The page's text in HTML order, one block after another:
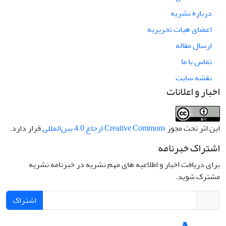
درباره نشریه
اعضای هیات تحریریه
ارسال مقاله
تماس با ما
نقشه سایت
اخبار و اعلانات
این اثر تحت مجوزCreative Commons ارجاع 4.0 بین‌المللی قرار دارد.
اشتراک خبرنامه
برای دریافت اخبار و اطلاعیه های مهم نشریه در خبرنامه نشریه
مشترک شوید.
اشتراک